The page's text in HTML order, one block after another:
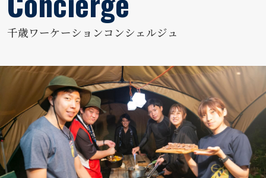
千歳ワーケーションコンシェルジュ